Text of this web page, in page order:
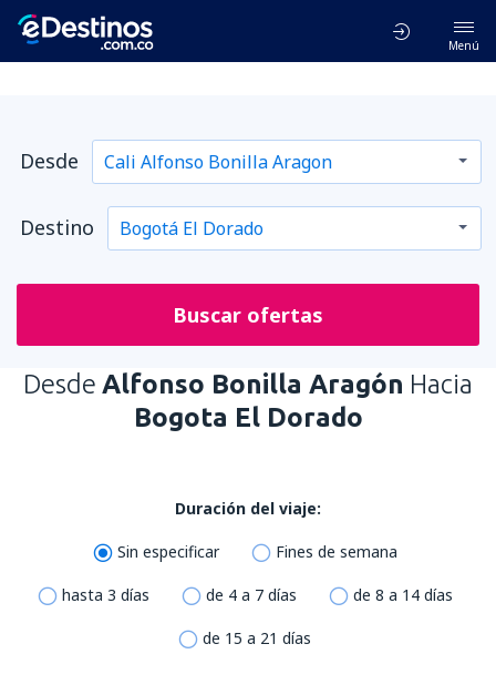
Menú
Desde
Destino
Buscar ofertas
Desde Alfonso Bonilla Aragón Hacia
Bogota El Dorado
Duración del viaje:
Sin especificar Fines de semana
hasta 3 días de 4 a 7 días de 8 a 14 días
de 15 a 21 días